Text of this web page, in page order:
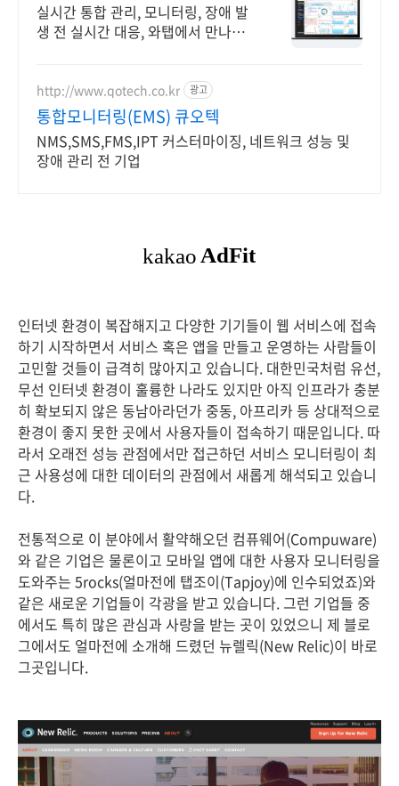
실시간 통합 관리, 모니터링, 장애 발
생 전 실시간 대응, 와탭에서 만나보
http://www.qotech.co.kr 광고
통합모니터링(EMS) 큐오텍
NMS,SMS,FMS,IPT 커스터마이징, 네트워크 성능 및
장애 관리 전 기업
인터넷 환경이 복잡해지고 다양한 기기들이 웹 서비스에 접속
하기 시작하면서 서비스 혹은 앱을 만들고 운영하는 사람들이
고민할 것들이 급격히 많아지고 있습니다. 대한민국처럼 유선,
무선 인터넷 환경이 훌륭한 나라도 있지만 아직 인프라가 충분
히 확보되지 않은 동남아라던가 중동, 아프리카 등 상대적으로
환경이 좋지 못한 곳에서 사용자들이 접속하기 때문입니다. 따
라서 오래전 성능 관점에서만 접근하던 서비스 모니터링이 최
근 사용성에 대한 데이터의 관점에서 새롭게 해석되고 있습니
다.
전통적으로 이 분야에서 활약해오던 컴퓨웨어(Compuware)
와 같은 기업은 물론이고 모바일 앱에 대한 사용자 모니터링을
도와주는 5rocks(얼마전에 탭조이(Tapjoy)에 인수되었죠)와
같은 새로운 기업들이 각광을 받고 있습니다. 그런 기업들 중
에서도 특히 많은 관심과 사랑을 받는 곳이 있었으니 제 블로
그에서도 얼마전에 소개해 드렸던 뉴렐릭(New Relic)이 바로
그곳입니다.